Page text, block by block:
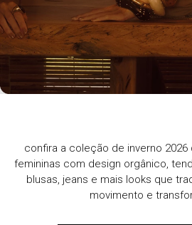
confira a coleção de inverno
femininas com design orgânico,
blusas, jeans e mais looks que
movimento e